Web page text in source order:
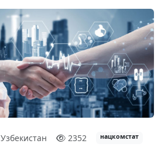
Узбекистан 2352
нацкомстат